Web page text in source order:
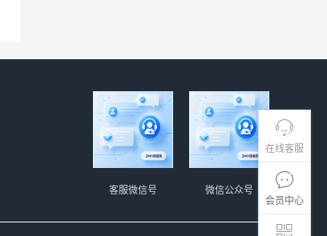
在线客服
会员中心
微信公众号
客服微信号